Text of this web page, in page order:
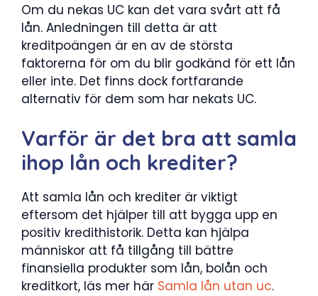
Om du nekas UC kan det vara svårt att få
lån. Anledningen till detta är att
kreditpoängen är en av de största
faktorerna för om du blir godkänd för ett lån
eller inte. Det finns dock fortfarande
alternativ för dem som har nekats UC.
Varför är det bra att samla
ihop lån och krediter?
Att samla lån och krediter är viktigt
eftersom det hjälper till att bygga upp en
positiv kredithistorik. Detta kan hjälpa
människor att få tillgång till bättre
finansiella produkter som lån, bolån och
kreditkort, läs mer här Samla lån utan uc.